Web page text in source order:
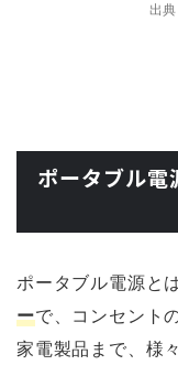
出
ポータブル電
ポータブル電源とは
ーで、コンセント
家電製品まで、様